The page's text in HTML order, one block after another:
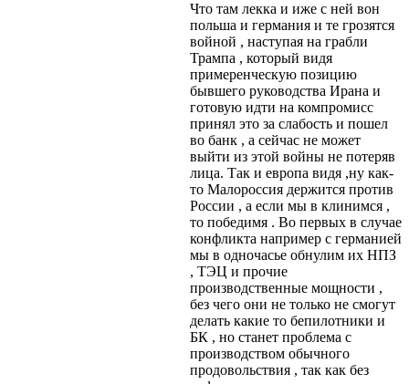
Что там лекка и иже с ней вон
польша и германия и те грозятся
войной , наступая на грабли
Трампа , который видя
примеренческую позицию
бывшего руководства Ирана и
готовую идти на компромисс
принял это за слабость и пошел
во банк , а сейчас не может
выйти из этой войны не потеряв
лица. Так и европа видя ,ну как-
то Малороссия держится против
России , а если мы в клинимся ,
то победимя . Во первых в случае
конфликта например с германией
мы в одночасье обнулим их НПЗ
, ТЭЦ и прочие
производственные мощности ,
без чего они не только не смогут
делать какие то бепилотники и
БК , но станет проблема с
производством обычного
продовольствия , так как без